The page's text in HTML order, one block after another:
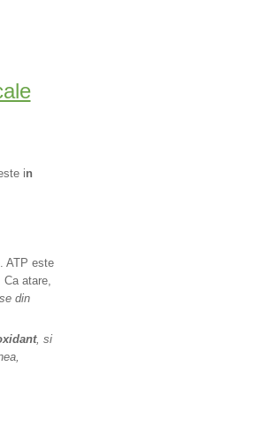
in
ATP este
. Ca atare,
din
, si